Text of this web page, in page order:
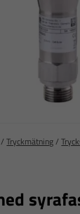
/Tryckmätning/